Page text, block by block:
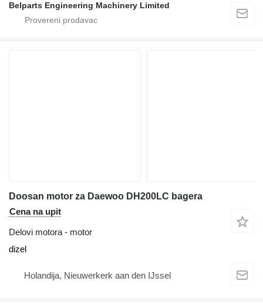
Belparts Engineering Machinery Limited
Doosan motor za Daewoo DH200LC bagera
Cena na upit
Delovi motora - motor
dizel
Holandija, Nieuwerkerk aan den IJssel